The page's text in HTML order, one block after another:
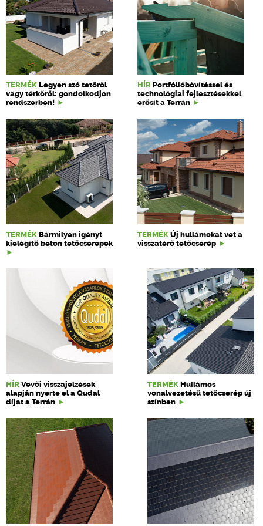
TERMÉK Legyen szó tetőről
vagy térkőről: gondolkodjon
rendszerben!
HÍR Portfólióbővítéssel és
technológiai fejlesztésekkel
erősít a Terrán
TERMÉK Bármilyen igényt
kielégítő beton tetőcserepek
TERMÉK Új hullámokat vet a
visszatérő tetőcserép
HÍR Vevői visszajelzések
alapján nyerte el a Qudal
díjat a Terrán
TERMÉK Hullámos
vonalvezetésű tetőcserép új
színben